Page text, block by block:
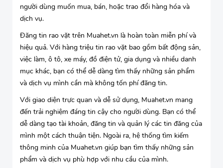
người dùng muốn mua, bán, hoặc trao đổi hàng hóa và
dịch vụ.
Đăng tin rao vặt trên Muahet.vn là hoàn toàn miễn phí và
hiệu quả. Với hàng triệu tin rao vặt bao gồm bất động sản,
việc làm, ô tô, xe máy, đồ điện tử, gia dụng và nhiều danh
mục khác, bạn có thể dễ dàng tìm thấy những sản phẩm
và dịch vụ mình cần mà không tốn phí đăng tin.
Với giao diện trực quan và dễ sử dụng, Muahet.vn mang
đến trải nghiệm đáng tin cậy cho người dùng. Bạn có thể
dễ dàng tạo tài khoản, đăng tin và quản lý các tin đăng của
mình một cách thuận tiện. Ngoài ra, hệ thống tìm kiếm
thông minh của Muahet.vn giúp bạn tìm thấy những sản
phẩm và dịch vụ phù hợp với nhu cầu của mình.